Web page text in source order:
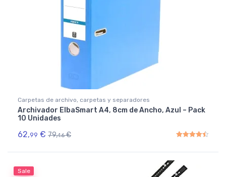
Carpetas de archivo, carpetas y separadores
Archivador ElbaSmart A4, 8cm de Ancho, Azul – Pack
10 Unidades
62,99 € 79,46 €
Sale